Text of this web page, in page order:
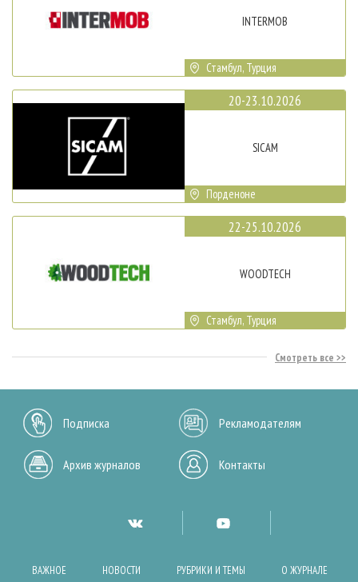
INTERMOB
Стамбул, Турция
20-23.10.2026
SICAM
Порденоне
22-25.10.2026
WOODTECH
Стамбул, Турция
Смотреть все
Подписка Рекламодателям
Архив журналов Контакты
ВАЖНОЕ НОВОСТИ РУБРИКИ И ТЕМЫ О ЖУРНАЛЕ